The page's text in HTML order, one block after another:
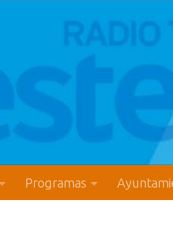
Programas